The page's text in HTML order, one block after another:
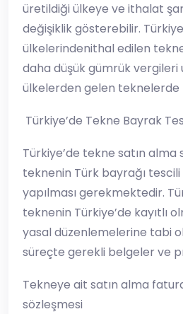
üretildiği ülkeye ve ithalat
değişiklik gösterebilir.
ülkelerindenithal edilen
daha düşük gümrük vergileri
ülkelerden gelen
Türkiye’de Tekne Bayrak
Türkiye’de tekne satın alma
teknenin Türk bayrağı
yapılması gerekmektedir.
teknenin Türkiye’de kayıtlı
yasal düzenlemelerine tabi
süreçte gerekli belgeler ve
Tekneye ait satın alma
sözleşmesi